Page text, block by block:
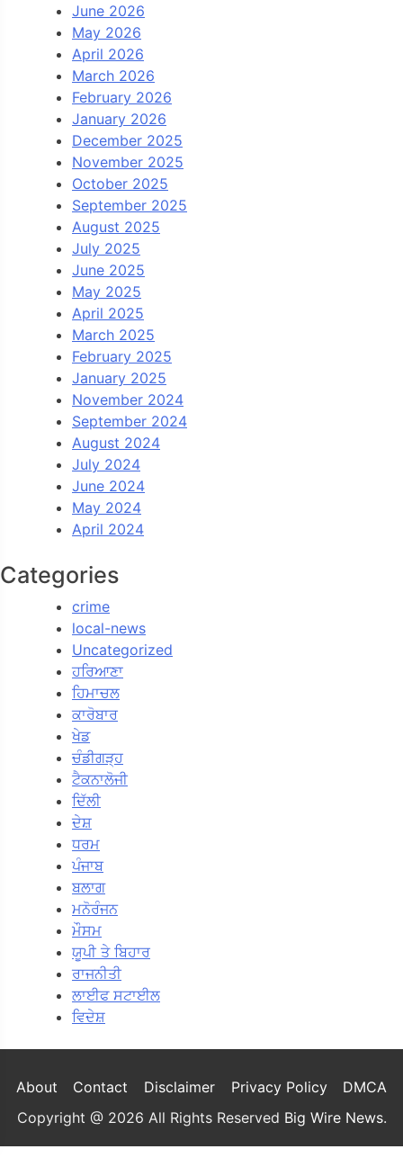
June 2026
May 2026
April 2026
March 2026
February 2026
January 2026
December 2025
November 2025
October 2025
September 2025
August 2025
July 2025
June 2025
May 2025
April 2025
March 2025
February 2025
January 2025
November 2024
September 2024
August 2024
July 2024
June 2024
May 2024
April 2024
Categories
crime
local-news
Uncategorized
ਹਰਿਆਣਾ
ਹਿਮਾਚਲ
ਕਾਰੋਬਾਰ
ਖੇਡ
ਚੰਡੀਗੜ੍ਹ
ਟੈਕਨਾਲੋਜੀ
ਦਿੱਲੀ
ਦੇਸ਼
ਧਰਮ
ਪੰਜਾਬ
ਬਲਾਗ
ਮਨੋਰੰਜਨ
ਮੌਸਮ
ਯੂਪੀ ਤੇ ਬਿਹਾਰ
ਰਾਜਨੀਤੀ
ਲਾਈਫ ਸਟਾਈਲ
ਵਿਦੇਸ਼
About Contact Disclaimer Privacy Policy
DMCA
Copyright @ 2026 All Rights Reserved Big Wire News.